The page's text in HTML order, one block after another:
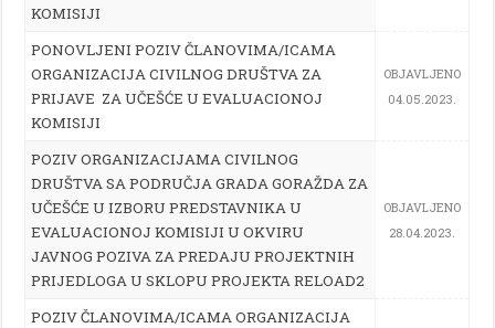
KOMISIJI
PONOVLJENI POZIV ČLANOVIMA/ICAMA
ORGANIZACIJA CIVILNOG DRUŠTVA ZA
PRIJAVE ZA UČEŠĆE U EVALUACIONOJ
KOMISIJI
OBJAVLJENO
04.05.2023.
POZIV ORGANIZACIJAMA CIVILNOG
DRUŠTVA SA PODRUČJA GRADA GORAŽDA ZA
UČEŠĆE U IZBORU PREDSTAVNIKA U
EVALUACIONOJ KOMISIJI U OKVIRU
JAVNOG POZIVA ZA PREDAJU PROJEKTNIH
PRIJEDLOGA U SKLOPU PROJEKTA RELOAD2
OBJAVLJENO
28.04.2023.
POZIV ČLANOVIMA/ICAMA ORGANIZACIJA